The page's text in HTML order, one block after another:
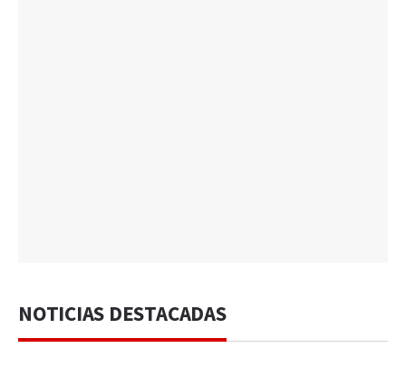
NOTICIAS DESTACADAS